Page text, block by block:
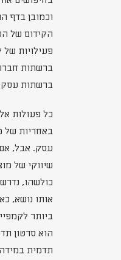
וכמובן בדף
הקידום של
פעילויות של
ברשתות
ברשתות
כל פעולות
באחריות של
עסק. אבל,
שיווקי של
כולשהו,
אותו נושא,
ביותר
הוא סרטון
תדמית